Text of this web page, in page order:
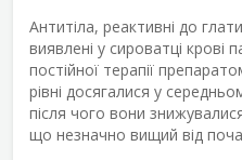
Антитіла, реактивні до
виявлені у сироватці крові
постійної терапії
рівні досягалися у
після чого вони
що незначно вищий від